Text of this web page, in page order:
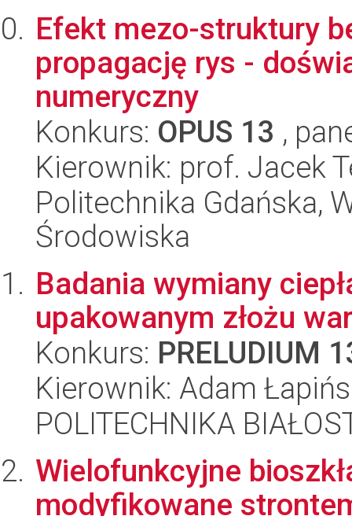
Efekt mezo-struktury
propagację rys -
numeryczny
Konkurs: OPUS 13 ,
Kierownik: prof. Jacek
Politechnika Gdańska,
Środowiska
Badania wymiany
upakowanym złożu
Konkurs: PRELUDIUM
Kierownik: Adam
POLITECHNIKA
Wielofunkcyjne
modyfikowane